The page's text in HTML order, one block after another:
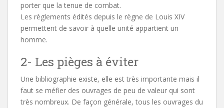
porter que la tenue de combat.
Les règlements édités depuis le règne de Louis XIV
permettent de savoir à quelle unité appartient un
homme.
2- Les pièges à éviter
Une bibliographie existe, elle est très importante mais il
faut se méfier des ouvrages de peu de valeur qui sont
très nombreux. De façon générale, tous les ouvrages du